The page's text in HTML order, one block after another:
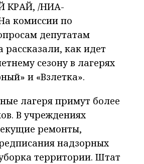
КРАЙ, /НИА-
комиссии по
депутатам
рассказали, как идет
сезону в лагерях
и «Взлетка».
лагеря примут более
В учреждениях
ремонты,
надзорных
территории. Штат